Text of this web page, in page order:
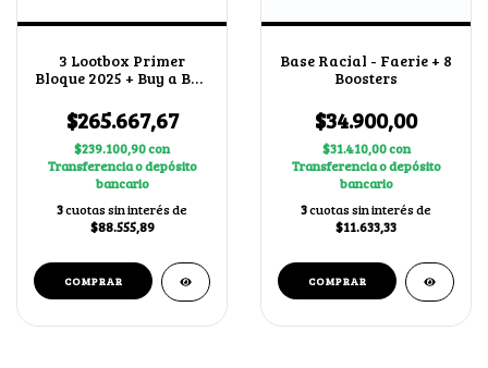
3 Lootbox Primer
Bloque 2025 + Buy a Box
$265.667,67
$239.100,90con
Transferencia o depósito
bancario
3cuotas sin interés de
$88.555,89
Base Racial - Faerie + 8
Boosters
$34.900,00
$31.410,00con
Transferencia o depósito
bancario
3cuotas sin interés de
$11.633,33